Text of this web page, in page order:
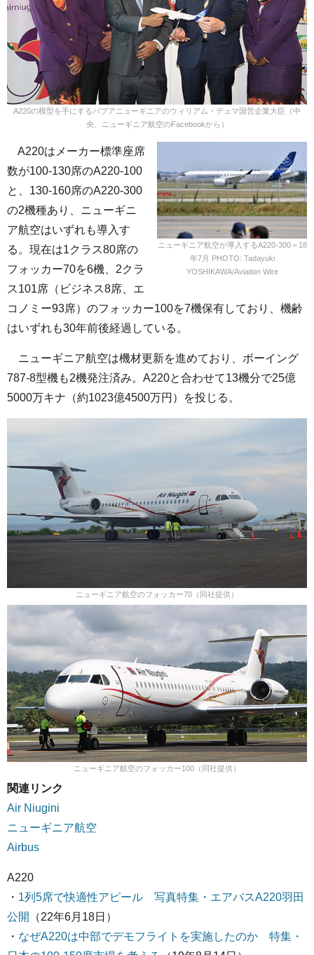
A220の模型を手にするパプアニューギニアのウィリアム・デュマ国営企業大臣（中
央、ニューギニア航空のFacebookから）
ニューギニア航空が導入するA220-300＝18
年7月 PHOTO: Tadayuki
YOSHIKAWA/Aviation Wire
A220はメーカー標準座席
数が100-130席のA220-100
と、130-160席のA220-300
の2機種あり、ニューギニ
ア航空はいずれも導入す
る。現在は1クラス80席の
フォッカー70を6機、2クラ
ス101席（ビジネス8席、エ
コノミー93席）のフォッカー100を7機保有しており、機齢
はいずれも30年前後経過している。
ニューギニア航空は機材更新を進めており、ボーイング
787-8型機も2機発注済み。A220と合わせて13機分で25億
5000万キナ（約1023億4500万円）を投じる。
ニューギニア航空のフォッカー70（同社提供）
ニューギニア航空のフォッカー100（同社提供）
関連リンク
Air Niugini
ニューギニア航空
Airbus
A220
・ 1列5席で快適性アピール 写真特集・エアバスA220羽田
公開
（22年6月18日）
・ なぜA220は中部でデモフライトを実施したのか 特集・